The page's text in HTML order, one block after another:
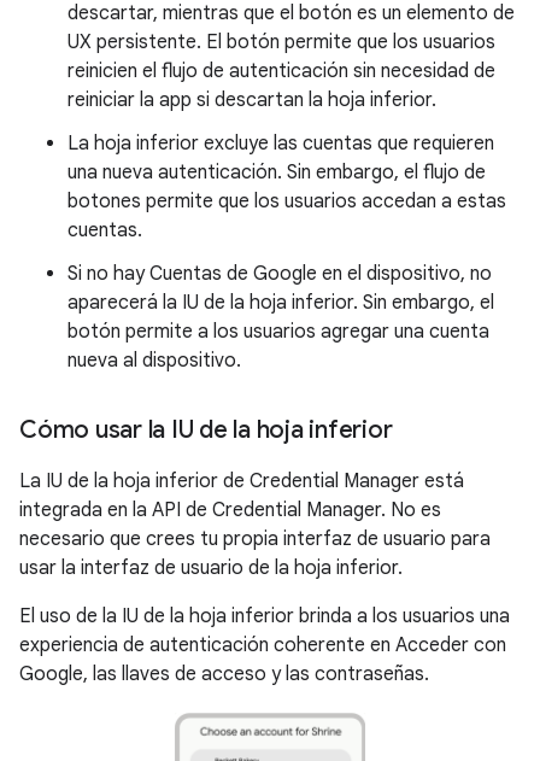
descartar, mientras que el botón es un elemento de
UX persistente. El botón permite que los usuarios
reinicien el flujo de autenticación sin necesidad de
reiniciar la app si descartan la hoja inferior.
La hoja inferior excluye las cuentas que requieren
una nueva autenticación. Sin embargo, el flujo de
botones permite que los usuarios accedan a estas
cuentas.
Si no hay Cuentas de Google en el dispositivo, no
aparecerá la IU de la hoja inferior. Sin embargo, el
botón permite a los usuarios agregar una cuenta
nueva al dispositivo.
Cómo usar la IU de la hoja inferior
La IU de la hoja inferior de Credential Manager está
integrada en la API de Credential Manager. No es
necesario que crees tu propia interfaz de usuario para
usar la interfaz de usuario de la hoja inferior.
El uso de la IU de la hoja inferior brinda a los usuarios una
experiencia de autenticación coherente en Acceder con
Google, las llaves de acceso y las contraseñas.